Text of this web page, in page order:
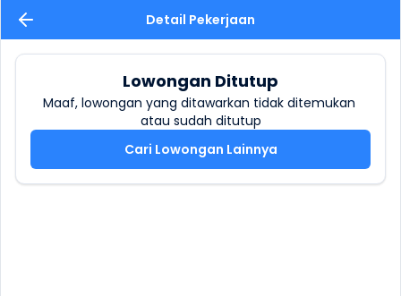
Detail Pekerjaan
Lowongan Ditutup
Maaf, lowongan yang ditawarkan tidak ditemukan
atau sudah ditutup
Cari Lowongan Lainnya